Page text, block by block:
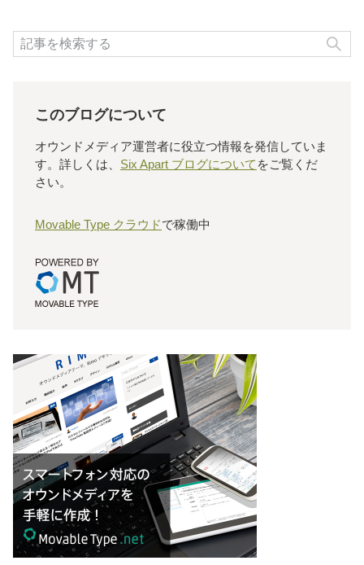
このブログについて
オウンドメディア運営者に役立つ情報を発信していま
す。詳しくは、 Six Apart ブログについて をご覧くだ
さい。
Movable Type クラウドで稼働中